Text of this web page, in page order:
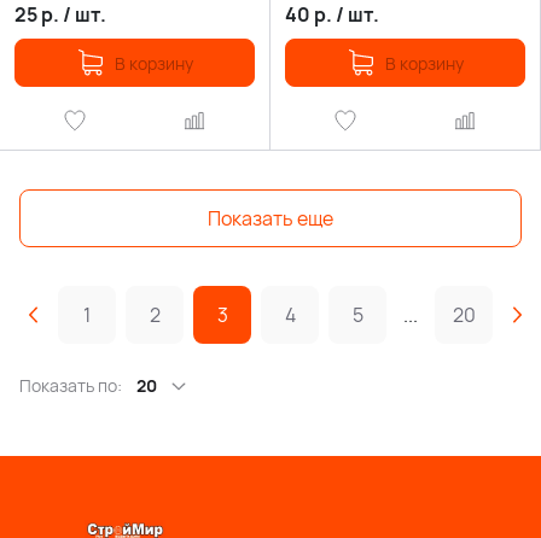
25р. / шт.
В корзину
40 р. / шт.
В корзину
Показать еще
1 2 3 4 5 ... 20
Показать по: 20